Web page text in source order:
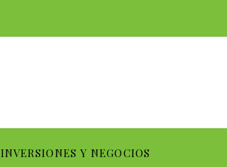
INVERSIONES Y NEGOCIOS